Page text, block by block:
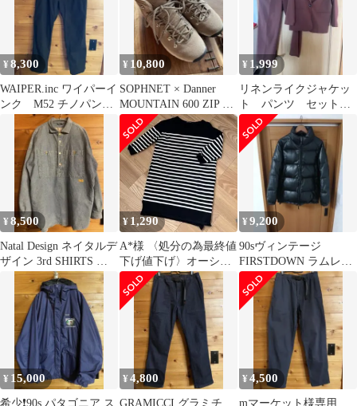
¥8,300
WAIPER.inc ワイパーイ
ンク M52 チノパン
ツ 黒 W33
¥ 10,800
SOPHNET × Danner
MOUNTAIN 600 ZIP 26
㎝
¥ 1,999
リネンライクジャケッ
ト パンツ セットア
ップ
¥8,500
Natal Design ネイタルデ
ザイン 3rd SHIRTS シ
ャツ
¥ 1,290
A*様 〈処分の為最終値
下げ値下げ〉オーシバ
ル ボーダー チュニック
¥9,200
90sヴィンテージ
FIRSTDOWN ラムレザ
ーダウンジャケット M
サイズ
¥ 15,000
希少❗️90s パタゴニア ス
¥4,800
GRAMICCI グラミチ
¥4,500
mマーケット様専用